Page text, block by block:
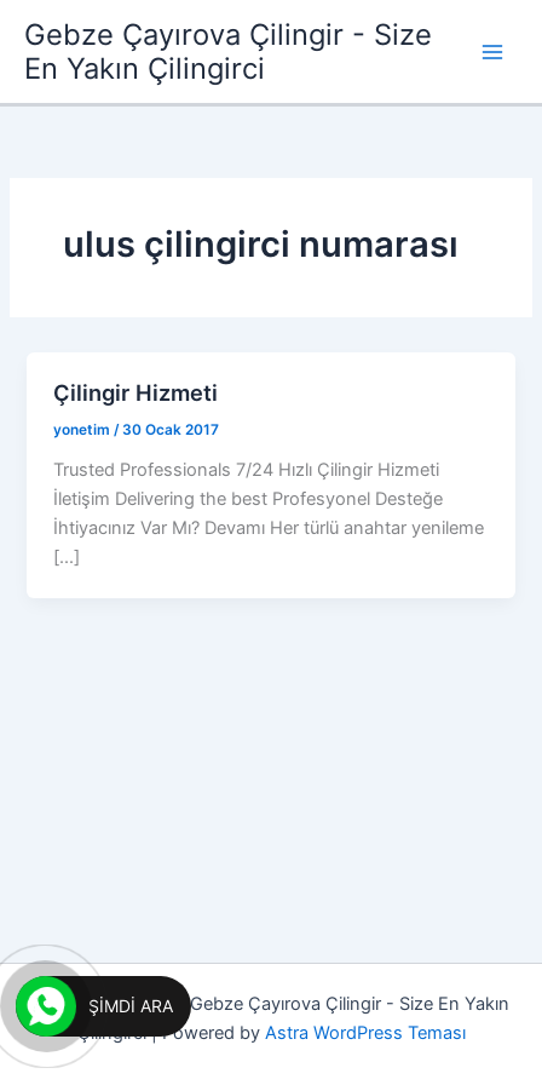
atlaGebze Çayırova Çilingir - Size
En Yakın Çilingirci
ulus çilingirci numarası
Çilingir Hizmeti
yonetim/30 Ocak 2017
Trusted Professionals 7/24 Hızlı Çilingir Hizmeti
İletişim Delivering the best Profesyonel Desteğe
İhtiyacınız Var Mı? Devamı Her türlü anahtar yenileme
[...]
Copyright © 2026 Gebze Çayırova Çilingir - Size En Yakın
Çilingirci | Powered by Astra WordPress Teması
ŞIMDI ARA